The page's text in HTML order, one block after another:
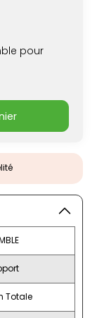
pour
Totale